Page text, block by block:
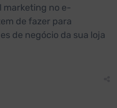
marketing no e-
de fazer para
de negócio da sua loja